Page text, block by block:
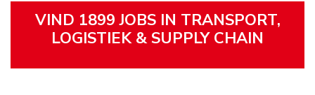
VIND 1899 JOBS IN TRANSPORT,
LOGISTIEK & SUPPLY CHAIN